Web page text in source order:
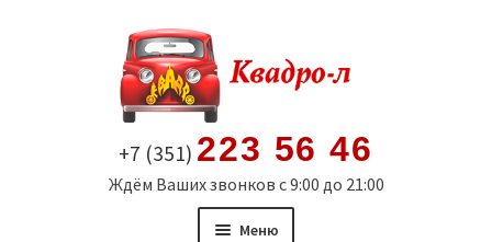
содержимому
+7 (351) 223 56 46
Ждём Ваших звонков с 9:00 до 21:00
Меню